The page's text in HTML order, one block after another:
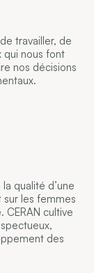
travailler, de
qui nous font
nos décisions
qualité d’une
sur les femmes
CERAN cultive
des